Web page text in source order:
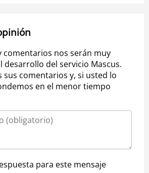
comentarios nos serán muy
desarrollo del servicio Mascus.
sus comentarios y, si usted lo
en el menor tiempo
para este mensaje